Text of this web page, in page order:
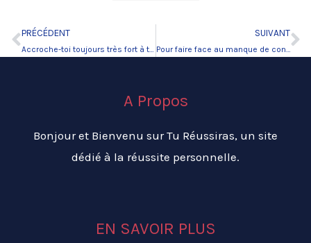
Précédent
PRÉCÉDENT
Accroche-toi toujours très fort à tes rêves
SUIVANT
Pour faire face au manque de confiance en soi, que faire ?
A Propos
Bonjour et Bienvenu sur Tu Réussiras, un site
dédié à la réussite personnelle.
EN SAVOIR PLUS